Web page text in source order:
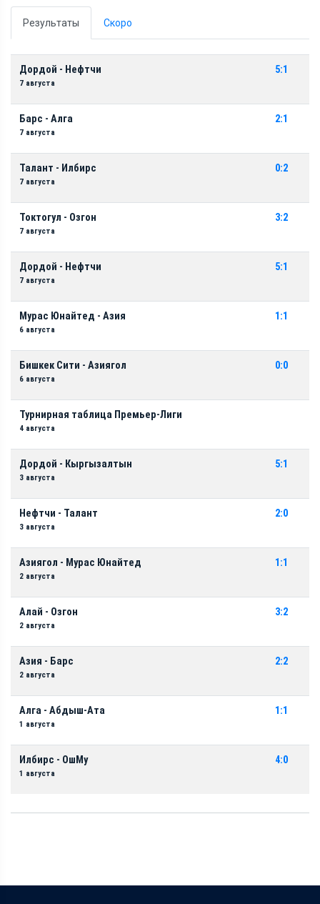
Результаты Скоро
Дордой - Нефтчи
7 августа
5:1
Барс - Алга
7 августа
2:1
Талант - Илбирс
7 августа
0:2
Токтогул - Озгон
7 августа
3:2
Дордой - Нефтчи
7 августа
5:1
Мурас Юнайтед - Азия
6 августа
1:1
Бишкек Сити - Азиягол
6 августа
0:0
Турнирная таблица Премьер-Лиги
4 августа
Дордой - Кыргызалтын
3 августа
5:1
Нефтчи - Талант
3 августа
2:0
Азиягол - Мурас Юнайтед
2 августа
1:1
Алай - Озгон
2 августа
3:2
Азия - Барс
2 августа
2:2
Алга - Абдыш-Ата
1 августа
1:1
Илбирс - ОшМу
1 августа
4:0